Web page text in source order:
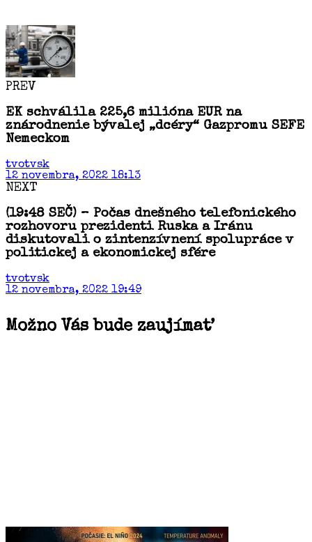
PREV
EK schválila 225,6 milióna EUR na
znárodnenie bývalej „dcéry“ Gazpromu SEFE
Nemeckom
tvotvsk
12 novembra, 2022 18:13
NEXT
(19:48 SEČ) – Počas dnešného telefonického
rozhovoru prezidenti Ruska a Iránu
diskutovali o zintenzívnení spolupráce v
politickej a ekonomickej sfére
tvotvsk
12 novembra, 2022 19:49
Možno Vás bude zaujímať